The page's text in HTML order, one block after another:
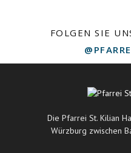
FOLGEN SIE
Die Pfarrei St. Kilian
Würzburg zwischen